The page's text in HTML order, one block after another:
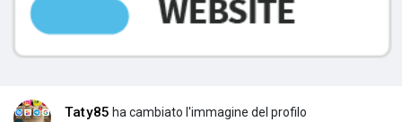
Taty85 ha cambiato l'immagine del profilo